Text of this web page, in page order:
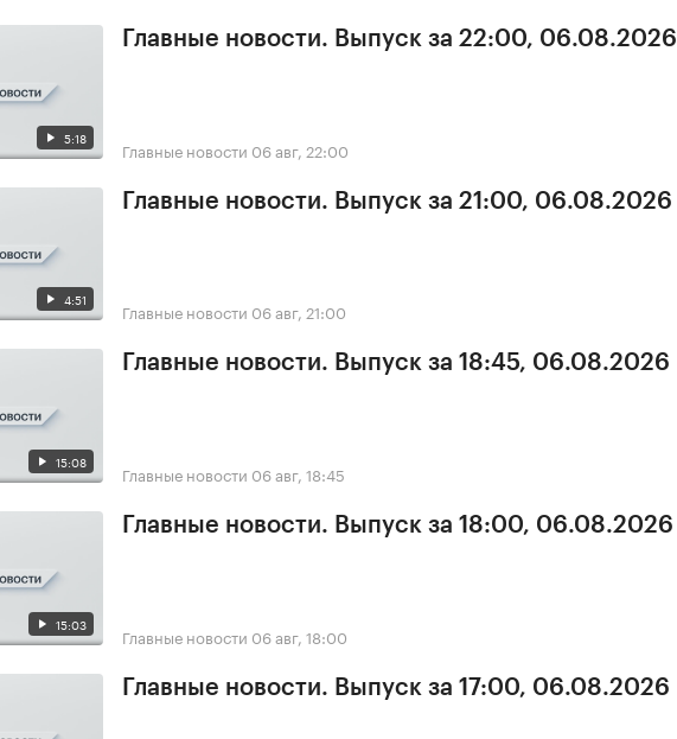
5:18
Главные новости. Выпуск за 22:00, 06.08.2026
Главные новости 06 авг, 22:00
4:51
Главные новости. Выпуск за 21:00, 06.08.2026
Главные новости 06 авг, 21:00
15:08
Главные новости. Выпуск за 18:45, 06.08.2026
Главные новости 06 авг, 18:45
15:03
Главные новости. Выпуск за 18:00, 06.08.2026
Главные новости 06 авг, 18:00
Главные новости. Выпуск за 17:00, 06.08.2026